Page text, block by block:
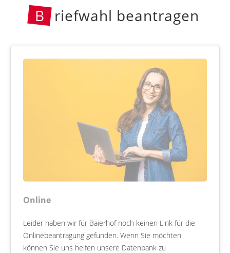
B riefwahl beantragen
Online
Leider haben wir für Baierhof noch keinen Link für die
Onlinebeantragung gefunden. Wenn Sie möchten
können Sie uns helfen unsere Datenbank zu